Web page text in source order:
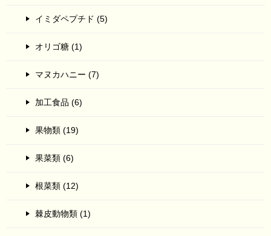
イミダペプチド (5)
オリゴ糖 (1)
マヌカハニー (7)
加工食品 (6)
果物類 (19)
果菜類 (6)
根菜類 (12)
棘皮動物類 (1)